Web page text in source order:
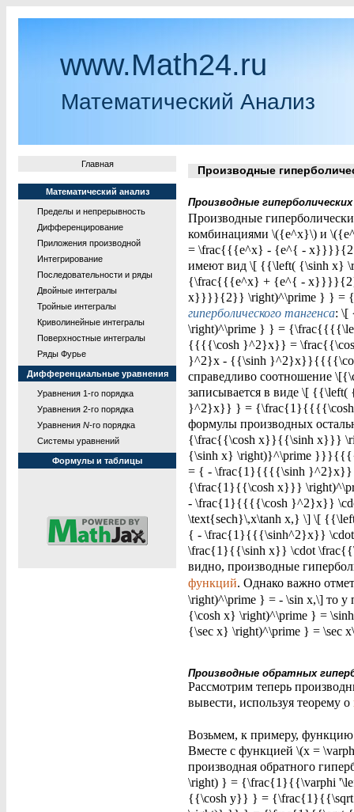
www.Math24.ru
Математический Анализ
Главная
Математический анализ
Пределы и непрерывность
Дифференцирование
Приложения производной
Интегрирование
Последовательности и ряды
Двойные интегралы
Тройные интегралы
Криволинейные интегралы
Поверхностные интегралы
Ряды Фурье
Дифференциальные уравнения
Уравнения 1-го порядка
Уравнения 2-го порядка
Уравнения N-го порядка
Системы уравнений
Формулы и таблицы
Производные
Производные
Производные
комбинациями \({e^x}\) и
= \frac{{{e^x} - {e^{ -
имеют вид \[ {{\left( {\sinh x}
{\frac{{{e^x} + {e^{ - x}}}}{2}
x}}}}{2}} \right)^\prime } } =
гиперболического тангенса: \[
\right)^\prime } } =
{{{{\cosh }^2}x}} =
}^2}x - {{\sinh }^2}x}}{{{{\cosh
справедливо соотношение
записывается в виде \[
}^2}x}} } = {\frac{1}{{{{\cosh
формулы производных
{\frac{{\cosh x}}{{\sinh x}}}
{\sinh x} \right)}^\prime
= { - \frac{1}{{{{\sinh }^2}x}}
{\frac{1}{{\cosh x}}}
- \frac{1}{{{{\cosh }^2}x}}
\text{sech}\,x\tanh x,} \] \[
{ - \frac{1}{{{\sinh^2}x}}
\frac{1}{{\sinh x}} \cdot
видно, производные
функций. Однако важно
\right)^\prime } = - \sin x,\] то у
{\cosh x} \right)^\prime } =
{\sec x} \right)^\prime } = \sec
Производные обратных
Рассмотрим теперь
вывести, используя теорему о
Возьмем, к примеру,
Вместе с функцией \(x =
производная обратного
\right) } = {\frac{1}{{\varphi
{{\cosh y}} } =